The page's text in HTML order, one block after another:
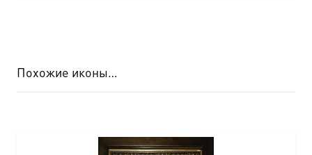
Похожие иконы…